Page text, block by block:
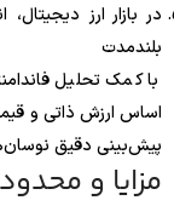
در بازار ارز
بلندمدت
با کمک تحلیل
اساس ارزش ذاتی و
پیش‌بینی دقیق
مزایا و